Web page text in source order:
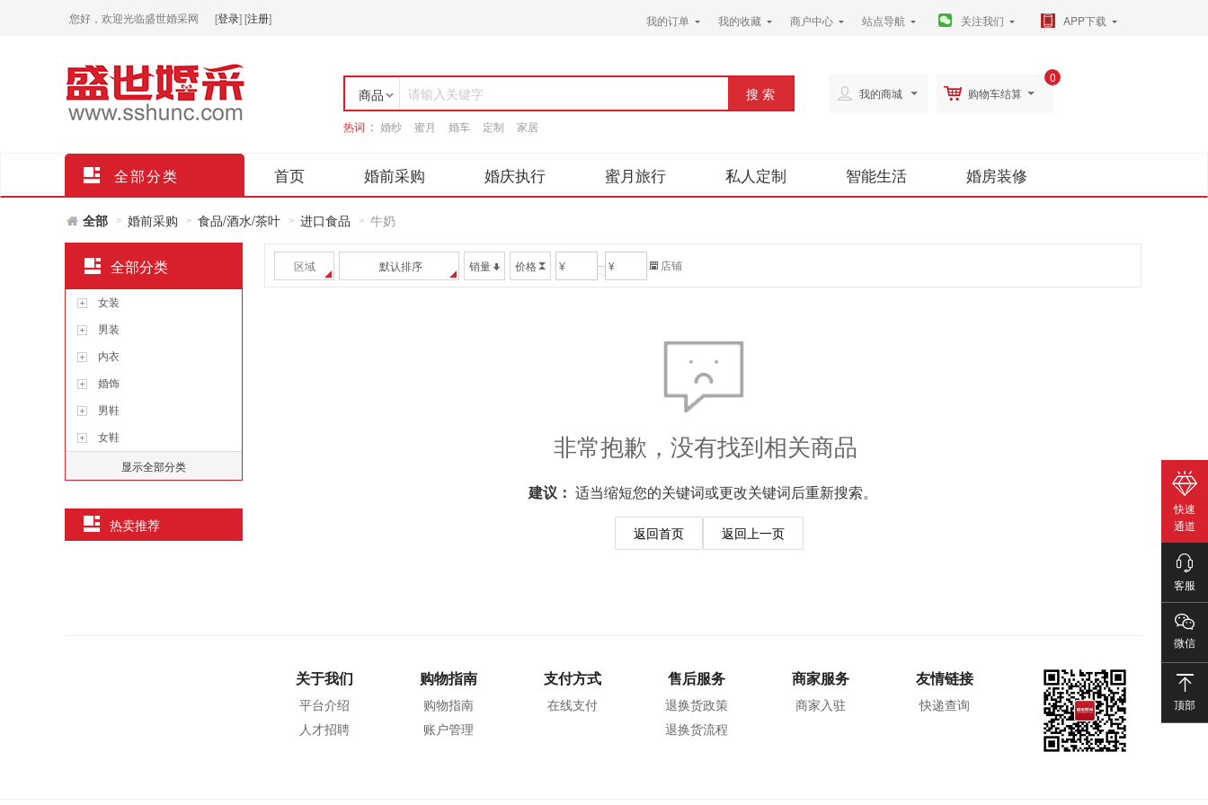
您好，欢迎光临盛世婚采网 [登录][注册] 我的订单 我的收藏 商户中心 站点导航 关注我们 APP下载
商品
店铺
请输入关键字
热词 : 婚纱 蜜月 婚车 定制 家居
0
购物车结算
我的商城
全部分类 首页 婚前采购 婚庆执行 蜜月旅行 私人定制 智能生活 婚房装修
全部 > 婚前采购 > 食品/酒水/茶叶 > 进口食品 > 牛奶
区域 默认排序 销量 价格 ¥ ¥ 店铺
非常抱歉，没有找到相关商品
建议： 适当缩短您的关键词或更改关键词后重新搜索。
返回上一页
返回首页
全部分类
女装
男装
内衣
婚饰
男鞋
女鞋
显示全部分类
热卖推荐
关于我们
平台介绍
人才招聘
购物指南
购物指南
账户管理
支付方式
在线支付
售后服务
退换货政策
退换货流程
商家服务
商家入驻
友情链接
快递查询
快速
通道
客服
微信
顶部